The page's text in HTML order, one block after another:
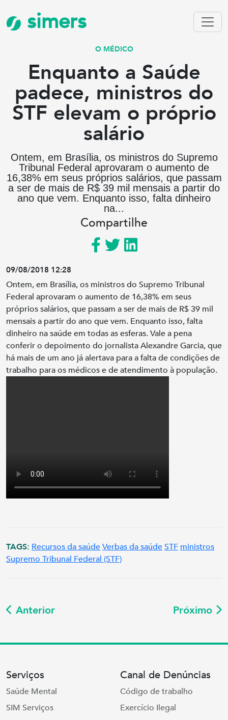
simers
O MÉDICO
Enquanto a Saúde
padece, ministros do
STF elevam o próprio
salário
Ontem, em Brasília, os ministros do Supremo
Tribunal Federal aprovaram o aumento de
16,38% em seus próprios salários, que passam
a ser de mais de R$ 39 mil mensais a partir do
ano que vem. Enquanto isso, falta dinheiro
na...
Compartilhe
09/08/2018 12:28
Ontem, em Brasília, os ministros do Supremo Tribunal
Federal aprovaram o aumento de 16,38% em seus
próprios salários, que passam a ser de mais de R$ 39 mil
mensais a partir do ano que vem. Enquanto isso, falta
dinheiro na saúde em todas as esferas. Vale a pena
conferir o depoimento do jornalista Alexandre Garcia, que
há mais de um ano já alertava para a falta de condições de
trabalho para os médicos e de atendimento à população.
TAGS: Recursos da saúdeVerbas da saúdeSTF ministros
Supremo Tribunal Federal (STF)
Anterior Próximo
Serviços
Saúde Mental
SIM Serviços
Canal de Denúncias
Código de trabalho
Exercício Ilegal